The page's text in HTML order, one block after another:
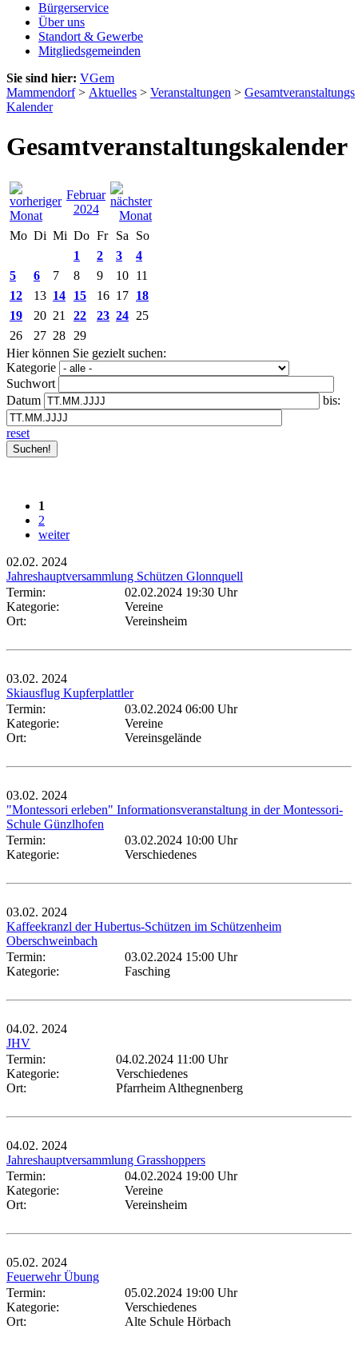
Bürgerservice
Über uns
Standort & Gewerbe
Mitgliedsgemeinden
Sie sind hier: VGem
Mammendorf> Aktuelles > Veranstaltungen > Gesamtveranstaltungs
Kalender
Gesamtveranstaltungskalender
Februar
2024
Mo Di Mi Do Fr Sa
So
1
2 3
4
5
6 7 8 9 10 11
12
13 14 15 16 17 18
19
20 21 22 23 24 25
26
27 28
29
Hier können Sie gezielt suchen:
Kategorie
Suchwort
Datum
bis:
reset
1
2
weiter
02.02. 2024
Jahreshauptversammlung Schützen Glonnquell
Termin:
02.02.2024 19:30 Uhr
Kategorie:
Vereine
Ort:
Vereinsheim
03.02. 2024
Skiausflug Kupferplattler
Termin:
03.02.2024 06:00 Uhr
Kategorie:
Vereine
Ort:
Vereinsgelände
03.02. 2024
"Montessori erleben" Informationsveranstaltung in der Montessori-
Schule Günzlhofen
Termin:
03.02.2024 10:00 Uhr
Kategorie:
Verschiedenes
03.02. 2024
Kaffeekranzl der Hubertus-Schützen im Schützenheim
Oberschweinbach
Termin:
03.02.2024 15:00 Uhr
Kategorie:
Fasching
04.02. 2024
JHV
Termin:
04.02.2024 11:00 Uhr
Kategorie:
Verschiedenes
Ort:
Pfarrheim Althegnenberg
04.02. 2024
Jahreshauptversammlung Grasshoppers
Termin:
04.02.2024 19:00 Uhr
Kategorie:
Vereine
Ort:
Vereinsheim
05.02. 2024
Feuerwehr Übung
Termin:
05.02.2024 19:00 Uhr
Kategorie:
Verschiedenes
Ort:
Alte Schule Hörbach